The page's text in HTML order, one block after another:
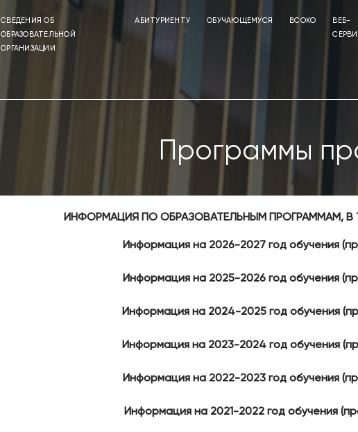
CВЕДЕНИЯ ОБ
ОБРАЗОВАТЕЛЬНОЙ
ОРГАНИЗАЦИИ
АБИТУРИЕНТУ ОБУЧАЮЩЕМУСЯ ВСОКО
ВЕБ-
Программы
ИНФОРМАЦИЯ ПО ОБРАЗОВАТЕЛЬНЫМ ПРОГРАММАМ,
Информация на 2026-2027 год обучения
Информация на 2025-2026 год обучения
Информация на 2024-2025 год обучения
Информация на 2023-2024 год обучения
Информация на 2022-2023 год обучения
Информация на 2021-2022 год обучения